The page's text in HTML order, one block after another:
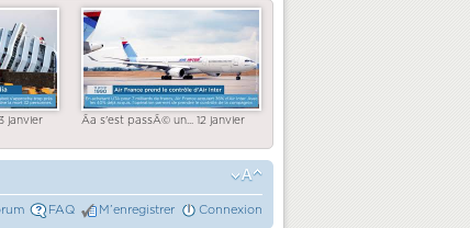
janvier Ãa s'est passÃ© un... 12 janvier
FAQ M’enregistrer Connexion